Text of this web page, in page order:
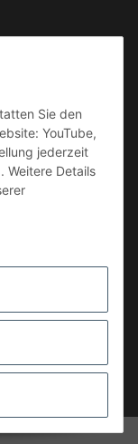
Sie den
YouTube,
jederzeit
Weitere Details